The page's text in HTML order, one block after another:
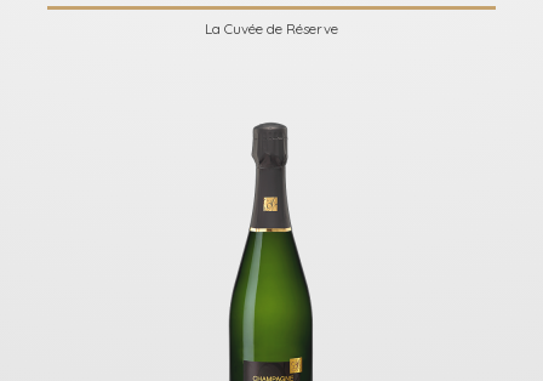
La Cuvée de Réserve